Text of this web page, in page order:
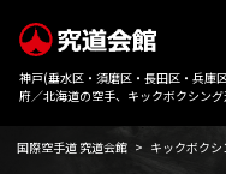
神戸(垂水区・須磨区・長田区・兵庫
府／北海道の空手、キックボクシン
国際空手道 究道会館 > キックボク